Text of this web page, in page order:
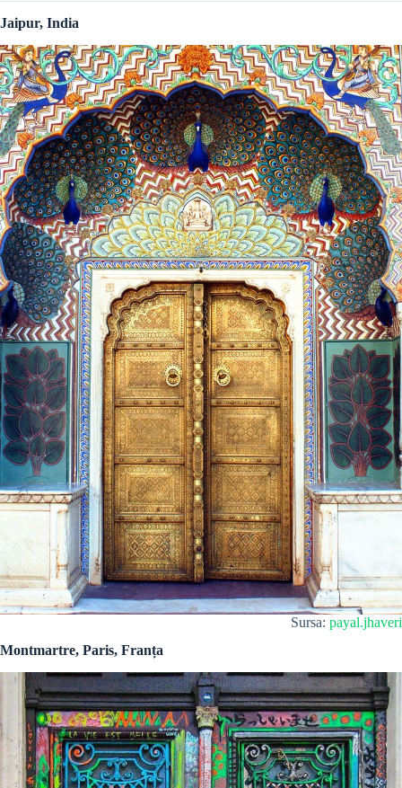
Jaipur, India
Sursa: payal.jhaveri
Montmartre, Paris, Franța